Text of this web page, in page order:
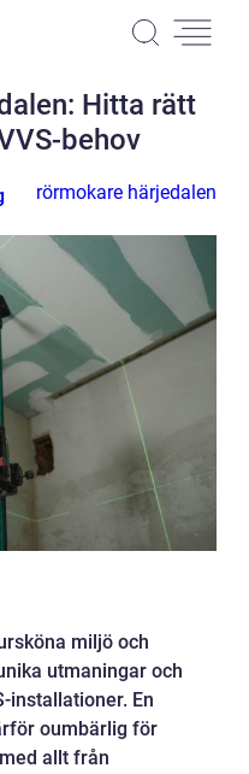
Hitta rätt
behov
rörmokare härjedalen
miljö och
utmaningar och
installationer. En
oumbärlig för
allt från